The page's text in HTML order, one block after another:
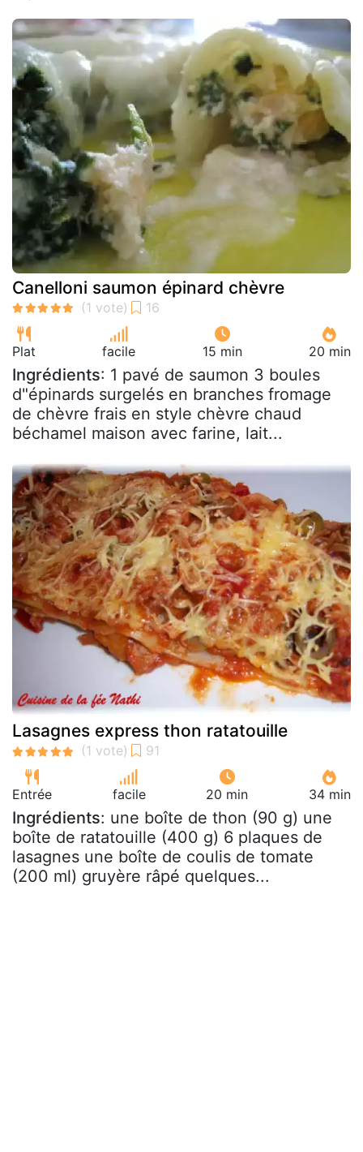
Canelloni saumon épinard chèvre
Plat facile 15 min 20 min
Ingrédients: 1 pavé de saumon 3 boules
d"épinards surgelés en branches fromage
de chèvre frais en style chèvre chaud
béchamel maison avec farine, lait...
Lasagnes express thon ratatouille
Entrée facile 20 min 34 min
Ingrédients: une boîte de thon (90 g) une
boîte de ratatouille (400 g) 6 plaques de
lasagnes une boîte de coulis de tomate
(200 ml) gruyère râpé quelques...